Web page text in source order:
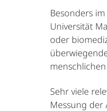
Besonders
Universität
oder
Sehr viele
Messung der